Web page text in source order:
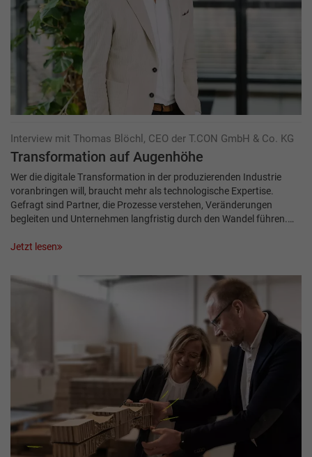
Interview mit Thomas Blöchl, CEO der T.CON GmbH & Co. KG
Transformation auf Augenhöhe
Wer die digitale Transformation in der produzierenden Industrie
voranbringen will, braucht mehr als technologische Expertise.
Gefragt sind Partner, die Prozesse verstehen, Veränderungen
begleiten und Unternehmen langfristig durch den Wandel führen.…
Jetzt lesen